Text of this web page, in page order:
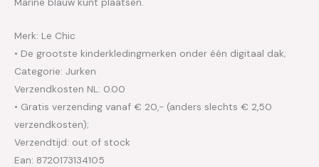
Merk: Le Chic
• De grootste kinderkledingmerken onder één digitaal dak;
Categorie: Jurken
Verzendkosten NL: 0.00
• Gratis verzending vanaf € 20,- (anders slechts € 2,50
verzendkosten);
Verzendtijd: out of stock
Ean: 8720173134105